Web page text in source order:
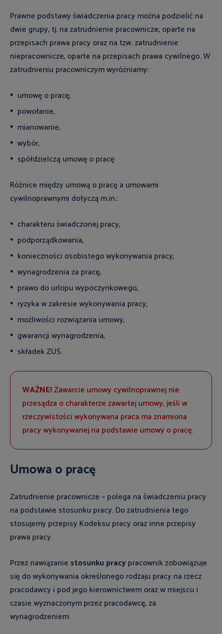
Prawne podstawy świadczenia pracy można podzielić na
dwie grupy, tj. na zatrudnienie pracownicze, oparte na
przepisach prawa pracy oraz na tzw. zatrudnienie
niepracownicze, oparte na przepisach prawa cywilnego. W
zatrudnieniu pracowniczym wyróżniamy:
umowę o pracę,
powołanie,
mianowanie,
wybór,
spółdzielczą umowę o pracę
Różnice między umową o pracę a umowami
cywilnoprawnymi dotyczą m.in.:
charakteru świadczonej pracy,
podporządkowania,
konieczności osobistego wykonywania pracy,
wynagrodzenia za pracę,
prawo do urlopu wypoczynkowego,
ryzyka w zakresie wykonywania pracy,
możliwości rozwiązania umowy,
gwarancji wynagrodzenia,
składek ZUS.
WAŻNE!Zawarcie umowy cywilnoprawnej nie
przesądza o charakterze zawartej umowy, jeśli w
rzeczywistości wykonywana praca ma znamiona
pracy wykonywanej na podstawie umowy o pracę.
Umowa o pracę
Zatrudnienie pracownicze – polega na świadczeniu pracy
na podstawie stosunku pracy. Do zatrudnienia tego
stosujemy przepisy Kodeksu pracy oraz inne przepisy
prawa pracy.
Przez nawiązanie stosunku pracypracownik zobowiązuje
się do wykonywania określonego rodzaju pracy na rzecz
pracodawcy i pod jego kierownictwem oraz w miejscu i
czasie wyznaczonym przez pracodawcę, za
wynagrodzeniem.